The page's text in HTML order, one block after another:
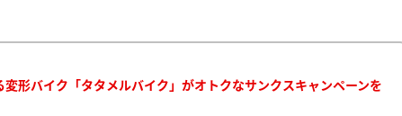
変形バイク「タタメルバイク」がオトクなサンクスキャンペーンを